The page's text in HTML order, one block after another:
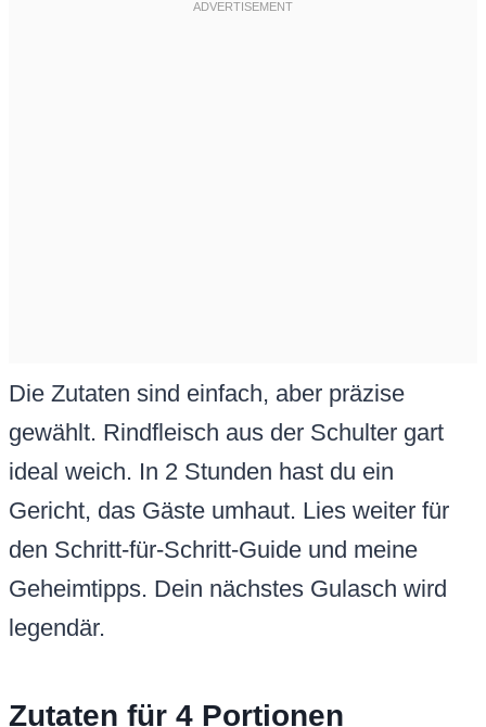
Die Zutaten sind einfach, aber präzise
gewählt. Rindfleisch aus der Schulter gart
ideal weich. In 2 Stunden hast du ein
Gericht, das Gäste umhaut. Lies weiter für
den Schritt-für-Schritt-Guide und meine
Geheimtipps. Dein nächstes Gulasch wird
legendär.
Zutaten für 4 Portionen